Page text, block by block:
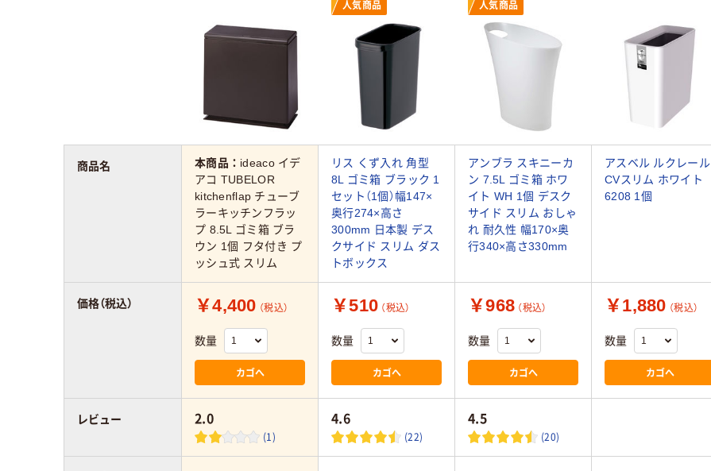
人気商品 人気商品
商品名 本商品： ideaco イデ
アコ TUBELOR
kitchenflap チューブ
ラーキッチンフラッ
プ 8.5L ゴミ箱 ブラ
ウン 1個 フタ付き プ
ッシュ式 スリム
リス くず入れ 角型
8L ゴミ箱 ブラック 1
セット（1個）幅147×
奥行274×高さ
300mm 日本製 デス
クサイド スリム ダス
トボックス
アンブラ スキニーカ
ン 7.5L ゴミ箱 ホワ
イト WH 1個 デスク
サイド スリム おしゃ
れ 耐久性 幅170×奥
行340×高さ330mm
アスベル ルクレール
CVスリム ホワイト
6208 1個
価格（税込） ￥4,400 （税込）
数量
カゴへ
￥510 （税込）
数量
カゴへ
￥968 （税込）
数量
カゴへ
￥1,880 （税込）
数量
カゴへ
レビュー 2.0
(1)
4.6
(22)
4.5
(20)